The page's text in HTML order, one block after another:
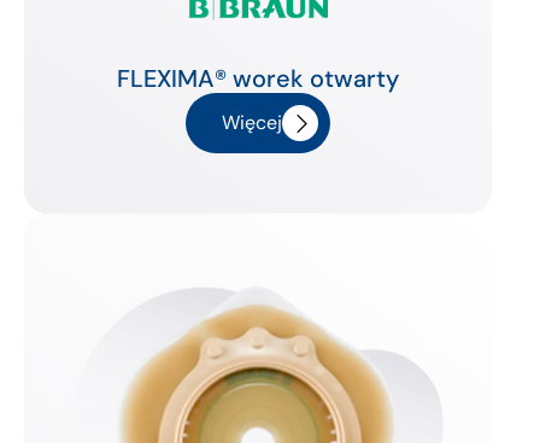
FLEXIMA® worek otwarty
Więcej